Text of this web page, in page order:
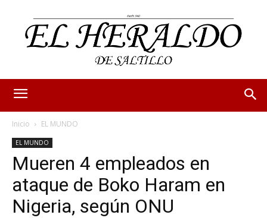
Inicio EL MUNDO
EL MUNDO
Mueren 4 empleados en
ataque de Boko Haram en
Nigeria, según ONU